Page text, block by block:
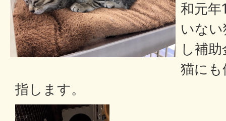
和元年
いな
し補
猫に
指します。